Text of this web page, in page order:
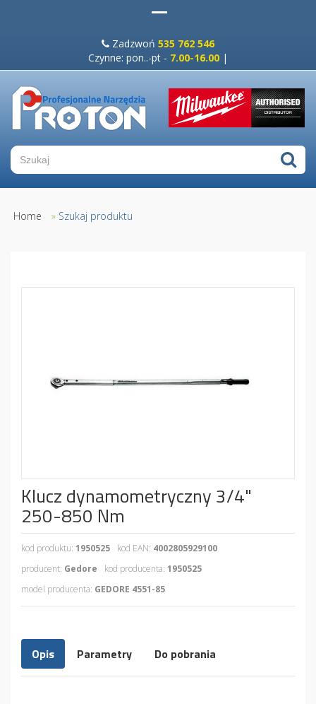
Zadzwoń 535 762 546
Czynne: pon..-pt - 7.00-16.00 |
Home » Szukaj produktu
Klucz dynamometryczny 3/4"
250-850 Nm
kod produktu: 1950525 kod EAN: 4002805929100
producent: Gedore kod producenta: 1950525
model producenta: GEDORE 4551-85
Opis Parametry Do pobrania